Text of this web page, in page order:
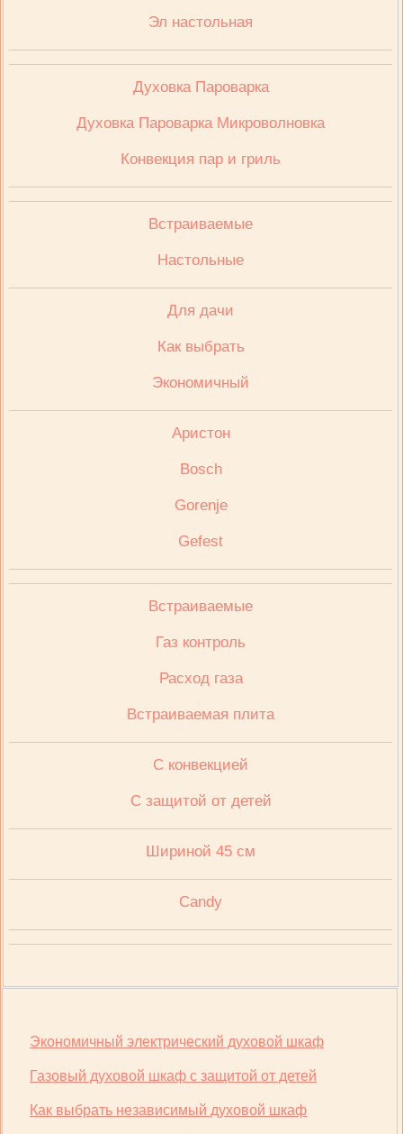
Эл настольная
Духовка Пароварка
Духовка Пароварка Микроволновка
Конвекция пар и гриль
Встраиваемые
Настольные
Для дачи
Как выбрать
Экономичный
Аристон
Bosch
Gorenje
Gefest
Встраиваемые
Газ контроль
Расход газа
Встраиваемая плита
C конвекцией
C защитой от детей
Шириной 45 см
Candy
Экономичный электрический духовой шкаф
Газовый духовой шкаф с защитой от детей
Как выбрать независимый духовой шкаф